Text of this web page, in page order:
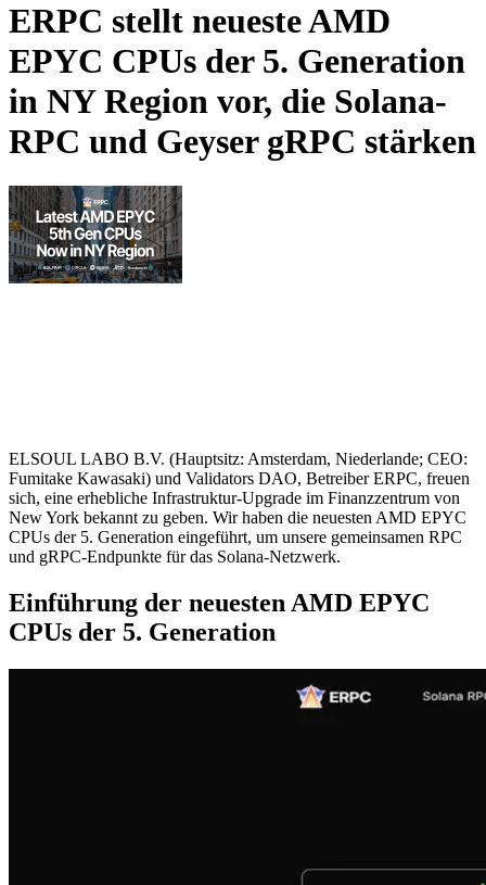
ERPC stellt neueste AMD
EPYC CPUs der 5. Generation
in NY Region vor, die Solana-
RPC und Geyser gRPC stärken
ELSOUL LABO B.V. (Hauptsitz: Amsterdam, Niederlande; CEO:
Fumitake Kawasaki) und Validators DAO, Betreiber ERPC, freuen
sich, eine erhebliche Infrastruktur-Upgrade im Finanzzentrum von
New York bekannt zu geben. Wir haben die neuesten AMD EPYC
CPUs der 5. Generation eingeführt, um unsere gemeinsamen RPC
und gRPC-Endpunkte für das Solana-Netzwerk.
Einführung der neuesten AMD EPYC
CPUs der 5. Generation